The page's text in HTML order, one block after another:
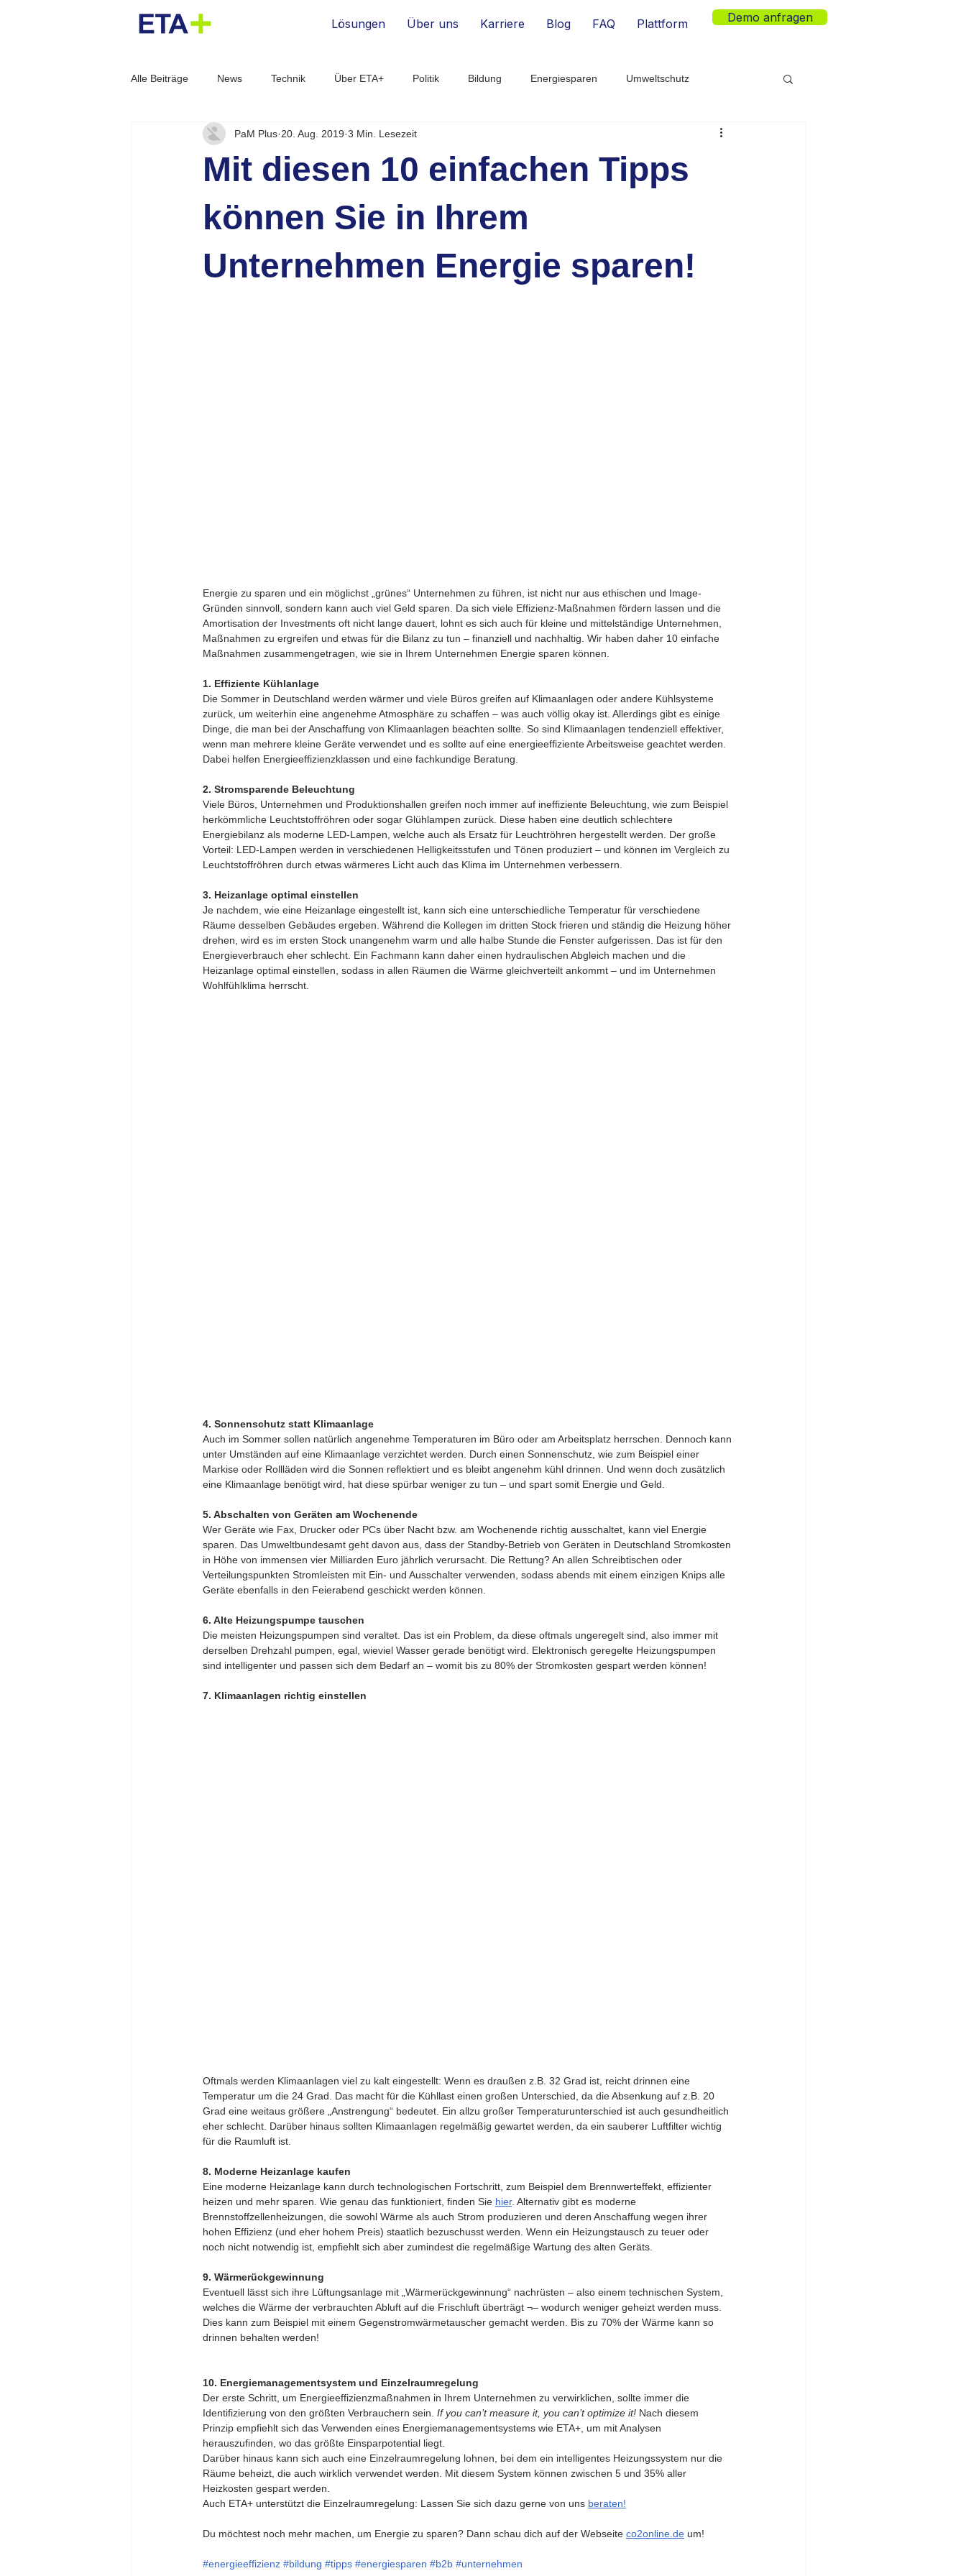
Lösungen Über uns Karriere Blog FAQ Plattform Demo anfragen
Alle Beiträge News Technik Über ETA+ Politik Bildung Energiesparen Umweltschutz
Energiewende Referenz Energie-Monitoring
Mit diesen 10 einfachen Tipps
können Sie in Ihrem
Unternehmen Energie sparen!
PaM Plus 20. Aug. 2019 3 Min. Lesezeit
Energie zu sparen und ein möglichst „grünes“ Unternehmen zu führen, ist nicht nur aus ethischen und Image-
Gründen sinnvoll, sondern kann auch viel Geld sparen. Da sich viele Effizienz-Maßnahmen fördern lassen und die
Amortisation der Investments oft nicht lange dauert, lohnt es sich auch für kleine und mittelständige Unternehmen,
Maßnahmen zu ergreifen und etwas für die Bilanz zu tun – finanziell und nachhaltig. Wir haben daher 10 einfache
Maßnahmen zusammengetragen, wie sie in Ihrem Unternehmen Energie sparen können.
1. Effiziente Kühlanlage
Die Sommer in Deutschland werden wärmer und viele Büros greifen auf Klimaanlagen oder andere Kühlsysteme
zurück, um weiterhin eine angenehme Atmosphäre zu schaffen – was auch völlig okay ist. Allerdings gibt es einige
Dinge, die man bei der Anschaffung von Klimaanlagen beachten sollte. So sind Klimaanlagen tendenziell effektiver,
wenn man mehrere kleine Geräte verwendet und es sollte auf eine energieeffiziente Arbeitsweise geachtet werden.
Dabei helfen Energieeffizienzklassen und eine fachkundige Beratung.
2. Stromsparende Beleuchtung
Viele Büros, Unternehmen und Produktionshallen greifen noch immer auf ineffiziente Beleuchtung, wie zum Beispiel
herkömmliche Leuchtstoffröhren oder sogar Glühlampen zurück. Diese haben eine deutlich schlechtere
Energiebilanz als moderne LED-Lampen, welche auch als Ersatz für Leuchtröhren hergestellt werden. Der große
Vorteil: LED-Lampen werden in verschiedenen Helligkeitsstufen und Tönen produziert – und können im Vergleich zu
Leuchtstoffröhren durch etwas wärmeres Licht auch das Klima im Unternehmen verbessern.
3. Heizanlage optimal einstellen
Je nachdem, wie eine Heizanlage eingestellt ist, kann sich eine unterschiedliche Temperatur für verschiedene
Räume desselben Gebäudes ergeben. Während die Kollegen im dritten Stock frieren und ständig die Heizung höher
drehen, wird es im ersten Stock unangenehm warm und alle halbe Stunde die Fenster aufgerissen. Das ist für den
Energieverbrauch eher schlecht. Ein Fachmann kann daher einen hydraulischen Abgleich machen und die
Heizanlage optimal einstellen, sodass in allen Räumen die Wärme gleichverteilt ankommt – und im Unternehmen
Wohlfühlklima herrscht.
4. Sonnenschutz statt Klimaanlage
Auch im Sommer sollen natürlich angenehme Temperaturen im Büro oder am Arbeitsplatz herrschen. Dennoch kann
unter Umständen auf eine Klimaanlage verzichtet werden. Durch einen Sonnenschutz, wie zum Beispiel einer
Markise oder Rollläden wird die Sonnen reflektiert und es bleibt angenehm kühl drinnen. Und wenn doch zusätzlich
eine Klimaanlage benötigt wird, hat diese spürbar weniger zu tun – und spart somit Energie und Geld.
5. Abschalten von Geräten am Wochenende
Wer Geräte wie Fax, Drucker oder PCs über Nacht bzw. am Wochenende richtig ausschaltet, kann viel Energie
sparen. Das Umweltbundesamt geht davon aus, dass der Standby-Betrieb von Geräten in Deutschland Stromkosten
in Höhe von immensen vier Milliarden Euro jährlich verursacht. Die Rettung? An allen Schreibtischen oder
Verteilungspunkten Stromleisten mit Ein- und Ausschalter verwenden, sodass abends mit einem einzigen Knips alle
Geräte ebenfalls in den Feierabend geschickt werden können.
6. Alte Heizungspumpe tauschen
Die meisten Heizungspumpen sind veraltet. Das ist ein Problem, da diese oftmals ungeregelt sind, also immer mit
derselben Drehzahl pumpen, egal, wieviel Wasser gerade benötigt wird. Elektronisch geregelte Heizungspumpen
sind intelligenter und passen sich dem Bedarf an – womit bis zu 80% der Stromkosten gespart werden können!
7. Klimaanlagen richtig einstellen
Oftmals werden Klimaanlagen viel zu kalt eingestellt: Wenn es draußen z.B. 32 Grad ist, reicht drinnen eine
Temperatur um die 24 Grad. Das macht für die Kühllast einen großen Unterschied, da die Absenkung auf z.B. 20
Grad eine weitaus größere „Anstrengung“ bedeutet. Ein allzu großer Temperaturunterschied ist auch gesundheitlich
eher schlecht. Darüber hinaus sollten Klimaanlagen regelmäßig gewartet werden, da ein sauberer Luftfilter wichtig
für die Raumluft ist.
8. Moderne Heizanlage kaufen
Eine moderne Heizanlage kann durch technologischen Fortschritt, zum Beispiel dem Brennwerteffekt, effizienter
heizen und mehr sparen. Wie genau das funktioniert, finden Sie hier. Alternativ gibt es moderne
Brennstoffzellenheizungen, die sowohl Wärme als auch Strom produzieren und deren Anschaffung wegen ihrer
hohen Effizienz (und eher hohem Preis) staatlich bezuschusst werden. Wenn ein Heizungstausch zu teuer oder
noch nicht notwendig ist, empfiehlt sich aber zumindest die regelmäßige Wartung des alten Geräts.
9. Wärmerückgewinnung
Eventuell lässt sich ihre Lüftungsanlage mit „Wärmerückgewinnung“ nachrüsten – also einem technischen System,
welches die Wärme der verbrauchten Abluft auf die Frischluft überträgt ¬– wodurch weniger geheizt werden muss.
Dies kann zum Beispiel mit einem Gegenstromwärmetauscher gemacht werden. Bis zu 70% der Wärme kann so
drinnen behalten werden!
10. Energiemanagementsystem und Einzelraumregelung
Der erste Schritt, um Energieeffizienzmaßnahmen in Ihrem Unternehmen zu verwirklichen, sollte immer die
Identifizierung von den größten Verbrauchern sein. If you can’t measure it, you can’t optimize it! Nach diesem
Prinzip empfiehlt sich das Verwenden eines Energiemanagementsystems wie ETA+, um mit Analysen
herauszufinden, wo das größte Einsparpotential liegt.
Darüber hinaus kann sich auch eine Einzelraumregelung lohnen, bei dem ein intelligentes Heizungssystem nur die
Räume beheizt, die auch wirklich verwendet werden. Mit diesem System können zwischen 5 und 35% aller
Heizkosten gespart werden.
Auch ETA+ unterstützt die Einzelraumregelung: Lassen Sie sich dazu gerne von uns beraten!
Du möchtest noch mehr machen, um Energie zu sparen? Dann schau dich auf der Webseite co2online.de um!
#energieeffizienz #bildung #tipps #energiesparen #b2b #unternehmen